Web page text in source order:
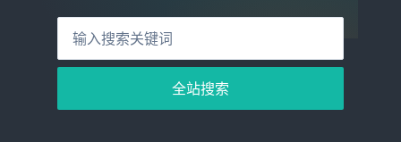
全站搜索